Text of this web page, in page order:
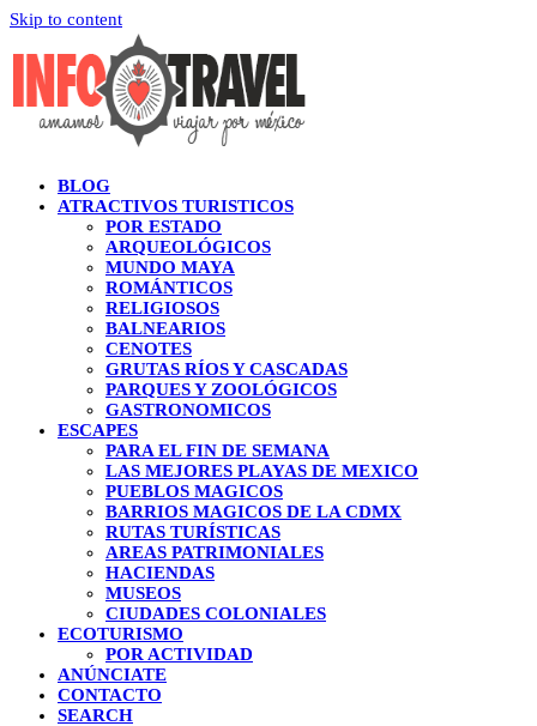
Skip to content
BLOG
ATRACTIVOS TURISTICOS
POR ESTADO
ARQUEOLÓGICOS
MUNDO MAYA
ROMÁNTICOS
RELIGIOSOS
BALNEARIOS
CENOTES
GRUTAS RÍOS Y CASCADAS
PARQUES Y ZOOLÓGICOS
GASTRONOMICOS
ESCAPES
PARA EL FIN DE SEMANA
LAS MEJORES PLAYAS DE MEXICO
PUEBLOS MAGICOS
BARRIOS MAGICOS DE LA CDMX
RUTAS TURÍSTICAS
AREAS PATRIMONIALES
HACIENDAS
MUSEOS
CIUDADES COLONIALES
ECOTURISMO
POR ACTIVIDAD
ANÚNCIATE
CONTACTO
SEARCH